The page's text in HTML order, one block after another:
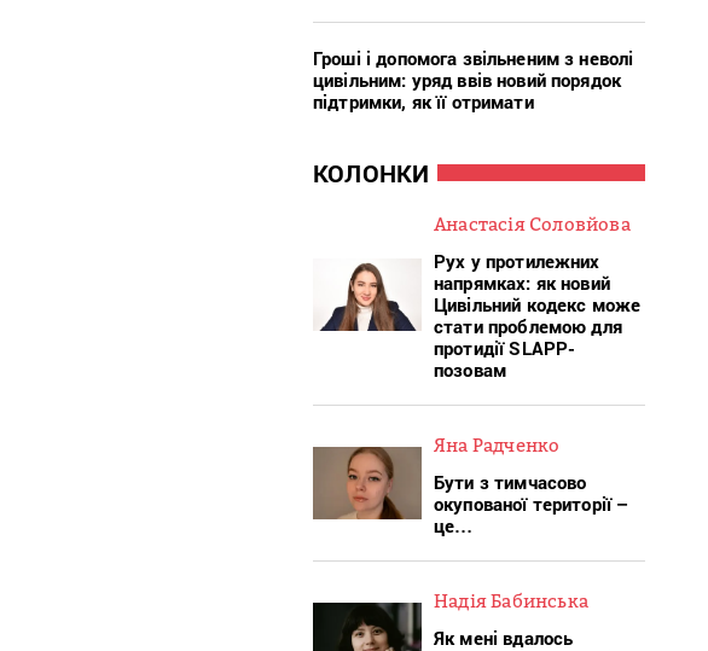
Гроші і допомога звільненим з неволі
цивільним: уряд ввів новий порядок
підтримки, як її отримати
КОЛОНКИ
Анастасія Соловйова
Рух у протилежних
напрямках: як новий
Цивільний кодекс може
стати проблемою для
протидії SLAPP-
позовам
Яна Радченко
Бути з тимчасово
окупованої території –
це…
Надія Бабинська
Як мені вдалось